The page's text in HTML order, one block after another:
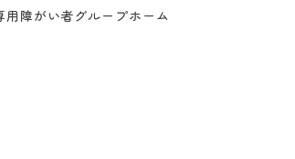
用障がい者グループホーム